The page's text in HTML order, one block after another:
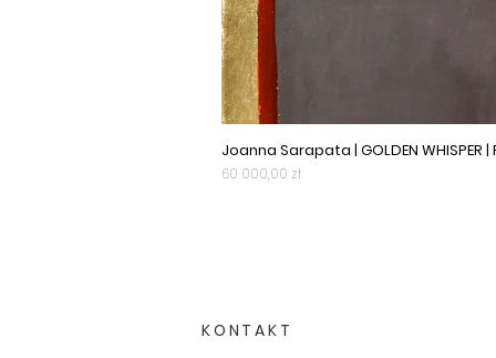
Joanna Sarapata | GOLDEN WHISPER
Cena
60 000,00 zł
KONTAKT